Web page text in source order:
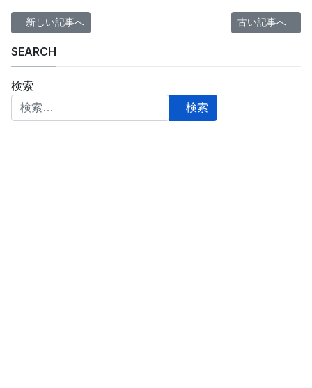
前の記事へ: 貧困、孤立の下流老人・シニアになるリスク
新しい記事へ 次の記事へ: 雇
古い記事へ
SEARCH
検索
検索